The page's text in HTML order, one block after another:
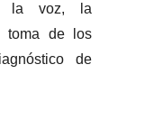
la voz, la
toma de los
de